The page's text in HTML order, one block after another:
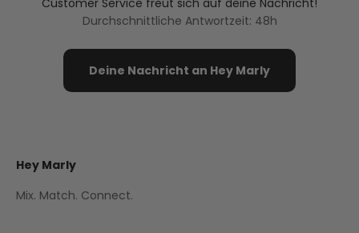
Durchschnittliche Antwortzeit: 48h
Deine Nachricht an Hey Marly
Hey Marly
Mix. Match. Connect.